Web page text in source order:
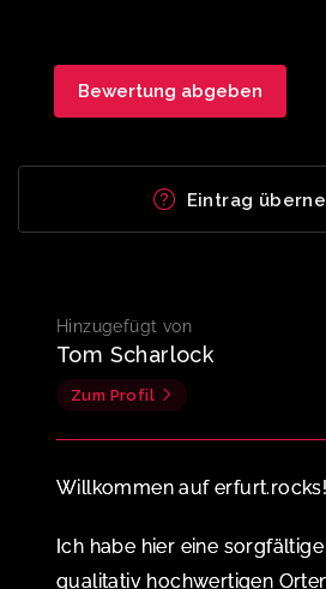
Eintrag
Hinzugefügt von
Tom Scharlock
Zum Profil
Willkommen auf erfurt.rocks!
Ich habe hier eine
qualitativ hochwertigen